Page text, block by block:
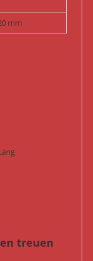
mm
treuen